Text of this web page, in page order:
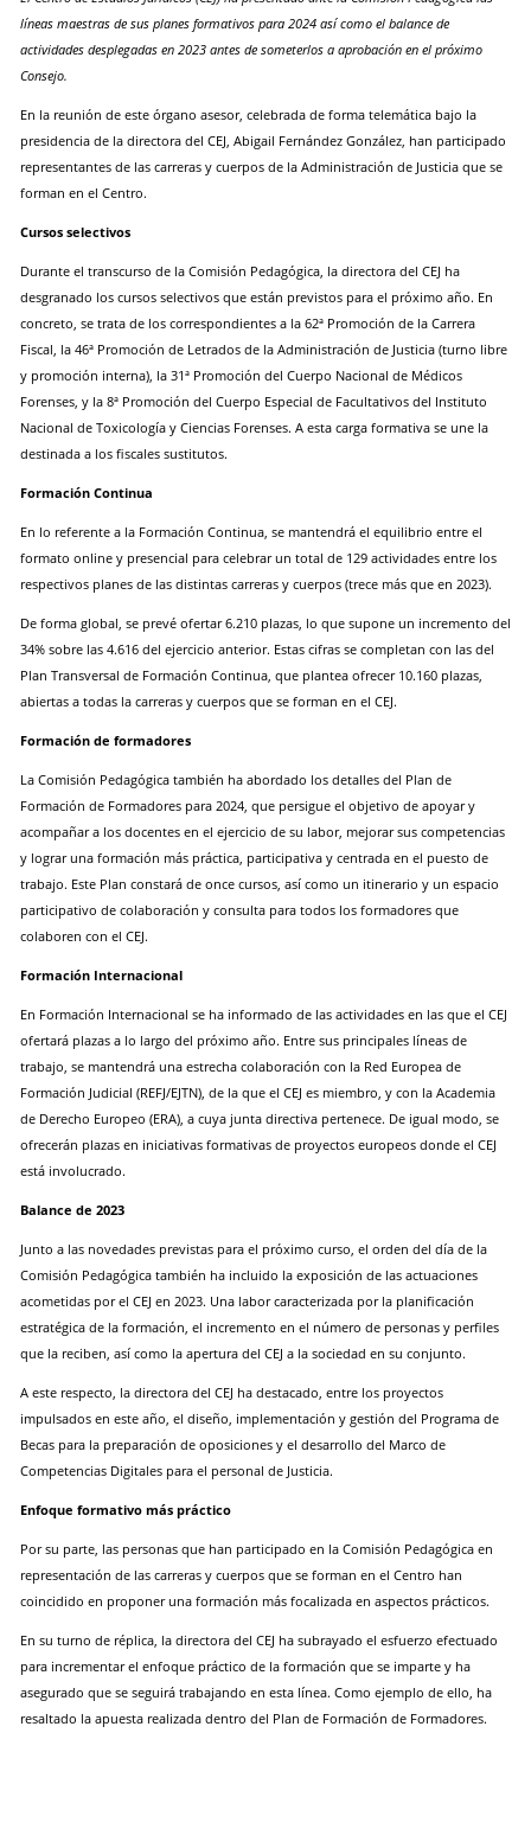
líneas maestras de sus planes formativos para 2024 así como el balance de
actividades desplegadas en 2023 antes de someterlos a aprobación en el próximo
Consejo.
En la reunión de este órgano asesor, celebrada de forma telemática bajo la
presidencia de la directora del CEJ, Abigail Fernández González, han participado
representantes de las carreras y cuerpos de la Administración de Justicia que se
forman en el Centro.
Cursos selectivos
Durante el transcurso de la Comisión Pedagógica, la directora del CEJ ha
desgranado los cursos selectivos que están previstos para el próximo año. En
concreto, se trata de los correspondientes a la 62ª Promoción de la Carrera
Fiscal, la 46ª Promoción de Letrados de la Administración de Justicia (turno libre
y promoción interna), la 31ª Promoción del Cuerpo Nacional de Médicos
Forenses, y la 8ª Promoción del Cuerpo Especial de Facultativos del Instituto
Nacional de Toxicología y Ciencias Forenses. A esta carga formativa se une la
destinada a los fiscales sustitutos.
Formación Continua
En lo referente a la Formación Continua, se mantendrá el equilibrio entre el
formato online y presencial para celebrar un total de 129 actividades entre los
respectivos planes de las distintas carreras y cuerpos (trece más que en 2023).
De forma global, se prevé ofertar 6.210 plazas, lo que supone un incremento del
34% sobre las 4.616 del ejercicio anterior. Estas cifras se completan con las del
Plan Transversal de Formación Continua, que plantea ofrecer 10.160 plazas,
abiertas a todas la carreras y cuerpos que se forman en el CEJ.
Formación de formadores
La Comisión Pedagógica también ha abordado los detalles del Plan de
Formación de Formadores para 2024, que persigue el objetivo de apoyar y
acompañar a los docentes en el ejercicio de su labor, mejorar sus competencias
y lograr una formación más práctica, participativa y centrada en el puesto de
trabajo. Este Plan constará de once cursos, así como un itinerario y un espacio
participativo de colaboración y consulta para todos los formadores que
colaboren con el CEJ.
Formación Internacional
En Formación Internacional se ha informado de las actividades en las que el CEJ
ofertará plazas a lo largo del próximo año. Entre sus principales líneas de
trabajo, se mantendrá una estrecha colaboración con la Red Europea de
Formación Judicial (REFJ/EJTN), de la que el CEJ es miembro, y con la Academia
de Derecho Europeo (ERA), a cuya junta directiva pertenece. De igual modo, se
ofrecerán plazas en iniciativas formativas de proyectos europeos donde el CEJ
está involucrado.
Balance de 2023
Junto a las novedades previstas para el próximo curso, el orden del día de la
Comisión Pedagógica también ha incluido la exposición de las actuaciones
acometidas por el CEJ en 2023. Una labor caracterizada por la planificación
estratégica de la formación, el incremento en el número de personas y perfiles
que la reciben, así como la apertura del CEJ a la sociedad en su conjunto.
A este respecto, la directora del CEJ ha destacado, entre los proyectos
impulsados en este año, el diseño, implementación y gestión del Programa de
Becas para la preparación de oposiciones y el desarrollo del Marco de
Competencias Digitales para el personal de Justicia.
Enfoque formativo más práctico
Por su parte, las personas que han participado en la Comisión Pedagógica en
representación de las carreras y cuerpos que se forman en el Centro han
coincidido en proponer una formación más focalizada en aspectos prácticos.
En su turno de réplica, la directora del CEJ ha subrayado el esfuerzo efectuado
para incrementar el enfoque práctico de la formación que se imparte y ha
asegurado que se seguirá trabajando en esta línea. Como ejemplo de ello, ha
resaltado la apuesta realizada dentro del Plan de Formación de Formadores.